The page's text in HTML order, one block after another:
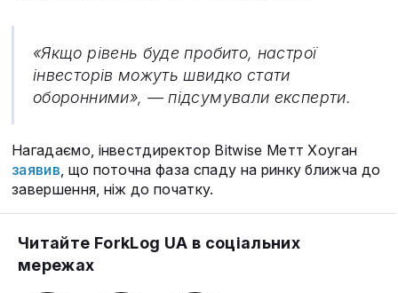
«Якщо рівень буде пробито, настрої
інвесторів можуть швидко стати
оборонними», — підсумували експерти.
Нагадаємо, інвестдиректор Bitwise Метт Хоуган
заявив, що поточна фаза спаду на ринку ближча до
завершення, ніж до початку.
Читайте ForkLog UA в соціальних
мережах